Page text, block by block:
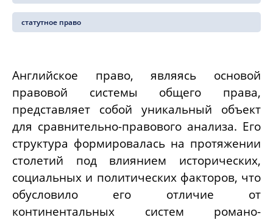
статутное право
Английское право, являясь основой
правовой системы общего права,
представляет собой уникальный объект
для сравнительно-правового анализа. Его
структура формировалась на протяжении
столетий под влиянием исторических,
социальных и политических факторов, что
обусловило его отличие от
континентальных систем романо-